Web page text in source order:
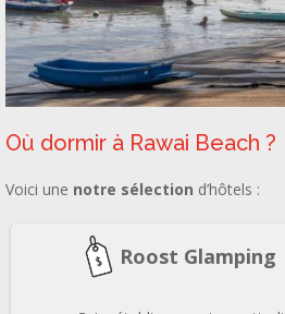
Où dormir à Rawai Beach ?
Voici une notre sélection d’hôtels :
Roost Glamping